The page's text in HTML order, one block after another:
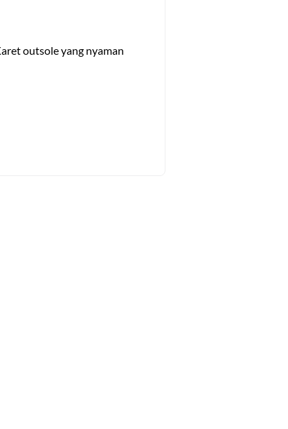
outsole yang nyaman